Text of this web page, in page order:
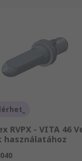
RVPX - VITA 46
használatához